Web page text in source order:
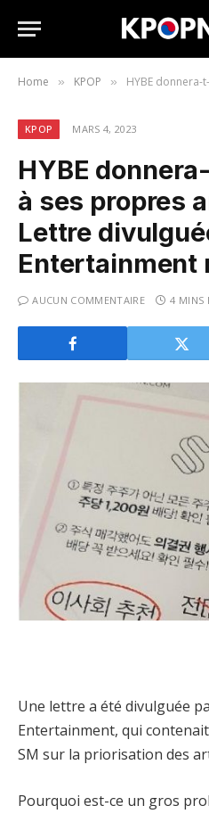
Home » KPOP » HYBE donnera-t-il la priorité à
KPOP MARS 4, 2023
HYBE
à ses propres
Lettre
Entertainment
AUCUN COMMENTAIRE 4 MINS
Une lettre a été divulguée
Entertainment, qui
SM sur la priorisation des
Pourquoi est-ce un gros